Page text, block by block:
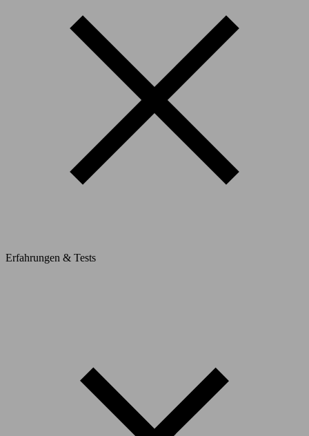
Erfahrungen & Tests